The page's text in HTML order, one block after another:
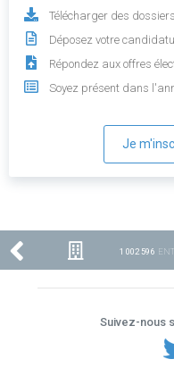
Télécharger des
Déposez votre
Répondez aux offres
Soyez présent dans
Je
1 002 596
Suivez-nous